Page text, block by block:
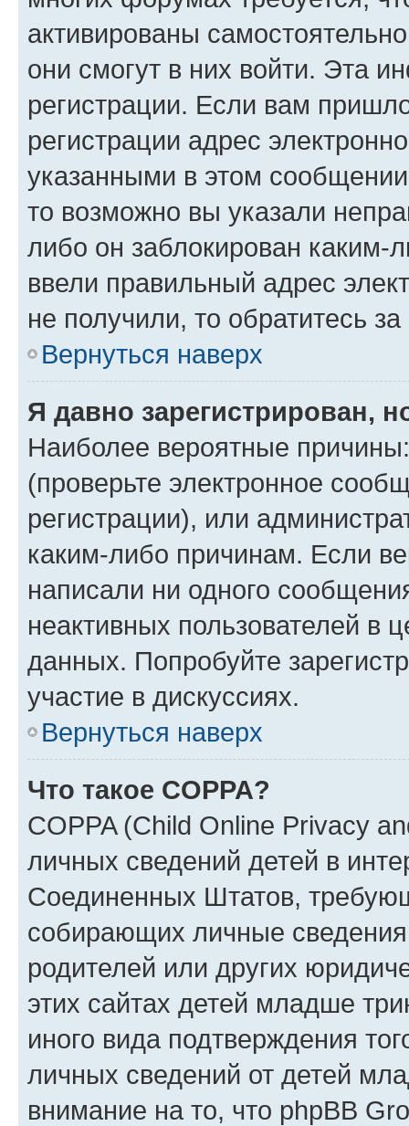
активированы
они смогут в них войти. Эта
регистрации. Если вам
регистрации адрес
указанными в этом
то возможно вы указали
либо он заблокирован
ввели правильный адрес
не получили, то обратитесь
Вернуться наверх
Я давно зарегистрирован,
Наиболее вероятные
(проверьте электронное
регистрации), или
каким-либо причинам. Если
написали ни одного
неактивных пользователей в
данных. Попробуйте
участие в дискуссиях.
Вернуться наверх
Что такое COPPA?
COPPA (Child Online Privacy
личных сведений детей в
Соединенных Штатов,
собирающих личные
родителей или других
этих сайтах детей младше
иного вида подтверждения
личных сведений от детей
внимание на то, что phpBB